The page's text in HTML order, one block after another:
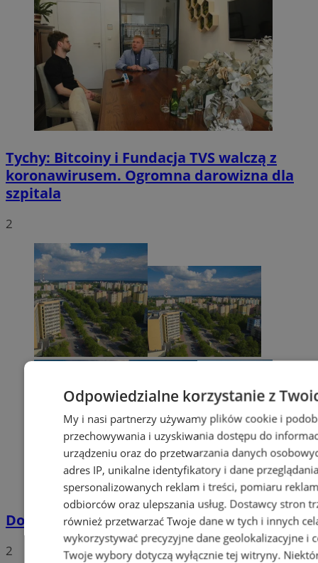
Tychy: Bitcoiny i Fundacja TVS walczą z
koronawirusem. Ogromna darowizna dla
szpitala
2
Dowody osobiste z odciskami palców
2
Odpowiedzialne korzystanie z
My i nasi partnerzy używamy plików cookie i
przechowywania i uzyskiwania dostępu do
urządzeniu oraz do przetwarzania danych
adres IP, unikalne identyfikatory i dane
spersonalizowanych reklam i treści, pomiaru
odbiorców oraz ulepszania usług. Dostawcy stron
również przetwarzać Twoje dane w tych i innych
wykorzystywać precyzyjne dane geolokalizacyjne i
Twoje wybory dotyczą wyłącznie tej witryny.